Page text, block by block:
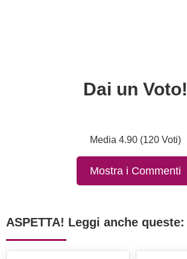
Dai un Voto!
Media 4.90 (120 Voti)
Mostra i Commenti
ASPETTA! Leggi anche queste: